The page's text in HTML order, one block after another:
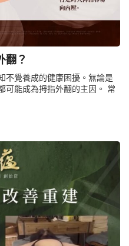
翻？
不覺養成的健康困擾。無論是
可能成為拇指外翻的主因。 常